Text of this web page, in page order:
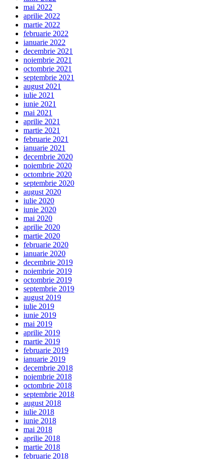
mai 2022
aprilie 2022
martie 2022
februarie 2022
ianuarie 2022
decembrie 2021
noiembrie 2021
octombrie 2021
septembrie 2021
august 2021
iulie 2021
iunie 2021
mai 2021
aprilie 2021
martie 2021
februarie 2021
ianuarie 2021
decembrie 2020
noiembrie 2020
octombrie 2020
septembrie 2020
august 2020
iulie 2020
iunie 2020
mai 2020
aprilie 2020
martie 2020
februarie 2020
ianuarie 2020
decembrie 2019
noiembrie 2019
octombrie 2019
septembrie 2019
august 2019
iulie 2019
iunie 2019
mai 2019
aprilie 2019
martie 2019
februarie 2019
ianuarie 2019
decembrie 2018
noiembrie 2018
octombrie 2018
septembrie 2018
august 2018
iulie 2018
iunie 2018
mai 2018
aprilie 2018
martie 2018
februarie 2018